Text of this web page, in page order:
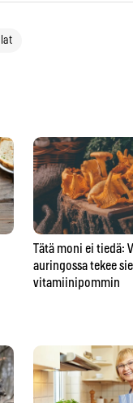
Tätä moni ei tiedä:
auringossa tekee
vitamiinipommin